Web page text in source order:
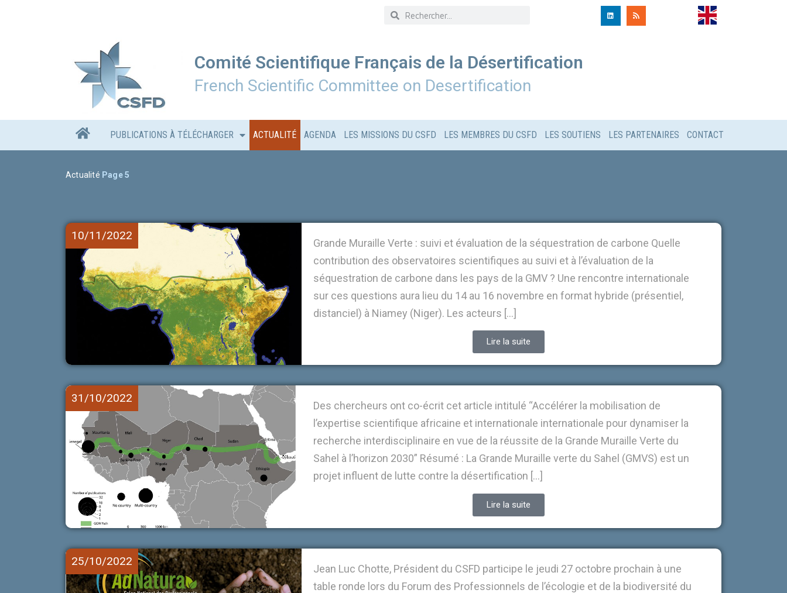
Comité Scientifique Français de la Désertification
French Scientific Committee on Desertification
PUBLICATIONS À TÉLÉCHARGER ACTUALITÉ AGENDA LES MISSIONS DU CSFD LES MEMBRES DU CSFD LES SOUTIENS LES PARTENAIRES CONTACT
Actualité Page 5
10/11/2022
Grande Muraille Verte : suivi et évaluation de la séquestration de carbone Quelle
contribution des observatoires scientifiques au suivi et à l’évaluation de la
séquestration de carbone dans les pays de la GMV ? Une rencontre internationale
sur ces questions aura lieu du 14 au 16 novembre en format hybride (présentiel,
distanciel) à Niamey (Niger). Les acteurs […]
Lire la suite
31/10/2022
Des chercheurs ont co-écrit cet article intitulé “Accélérer la mobilisation de
l’expertise scientifique africaine et internationale internationale pour dynamiser la
recherche interdisciplinaire en vue de la réussite de la Grande Muraille Verte du
Sahel à l’horizon 2030” Résumé : La Grande Muraille verte du Sahel (GMVS) est un
projet influent de lutte contre la désertification […]
Lire la suite
25/10/2022
Jean Luc Chotte, Président du CSFD participe le jeudi 27 octobre prochain à une
table ronde lors du Forum des Professionnels de l’écologie et de la biodiversité du